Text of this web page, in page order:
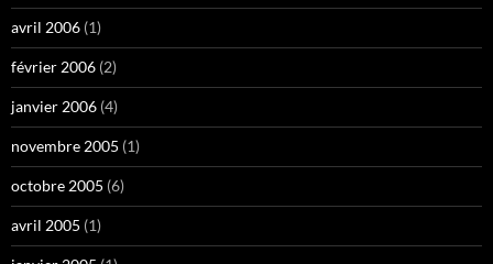
avril 2006 (1)
février 2006 (2)
janvier 2006 (4)
novembre 2005 (1)
octobre 2005 (6)
avril 2005 (1)